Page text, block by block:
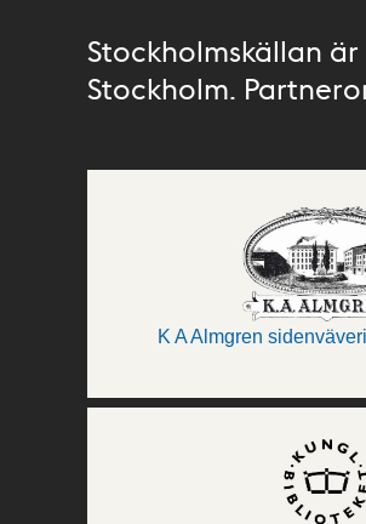
Stockholmskällan
Stockholm.
K A Almgren